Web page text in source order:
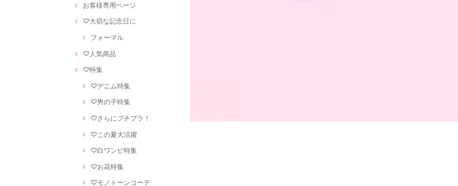
お客様専用ページ
♡大切な記念日に
フォーマル
♡人気商品
♡特集
♡デニム特集
♡男の子特集
♡さらにプチプラ！
♡この夏大活躍
♡白ワンピ特集
♡お花特集
♡モノトーンコーデ